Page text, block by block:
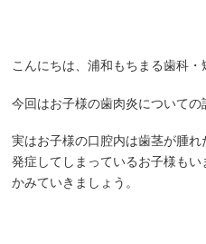
こんにちは、浦和もちまる歯科・
今回はお子様の歯肉炎についての
実はお子様の口腔内は歯茎が腫
発症してしまっているお子様も
かみていきましょう。